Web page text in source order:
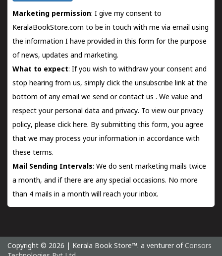
Marketing permission: I give my consent to
KeralaBookStore.com to be in touch with me via email using
the information I have provided in this form for the purpose
of news, updates and marketing.
What to expect: If you wish to withdraw your consent and
stop hearing from us, simply click the unsubscribe link at the
bottom of any email we send orcontact us . We value and
respect your personal data and privacy. To view our privacy
policy, please click here. By submitting this form, you agree
that we may process your information in accordance with
these terms.
Mail Sending Intervals: We do sent marketing mails twice
a month, and if there are any special occasions. No more
than 4 mails in a month will reach your inbox.
Copyright © 2026 | Kerala Book Store™. a venturer of Consors